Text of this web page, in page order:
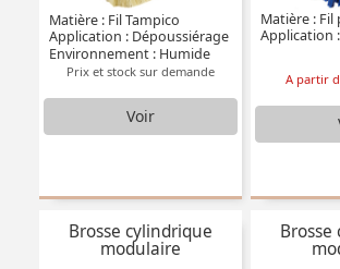
Matière : Fil Tampico
Application : Dépoussiérage
Environnement : Humide
Prix et stock sur demande
Voir
Matière : Fil
Application
A partir
Brosse cylindrique
modulaire
Brosse